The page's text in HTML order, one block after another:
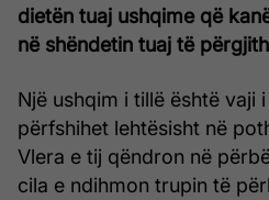
dietën tuaj ushqime që
në shëndetin tuaj të
Një ushqim i tillë është vaji
përfshihet lehtësisht në
Vlera e tij qëndron në
cila e ndihmon trupin të